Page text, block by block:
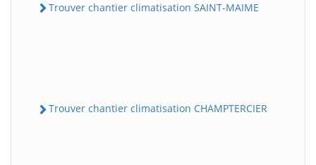
Trouver chantier climatisation SAINT-MAIME
Trouver chantier climatisation CHAMPTERCIER